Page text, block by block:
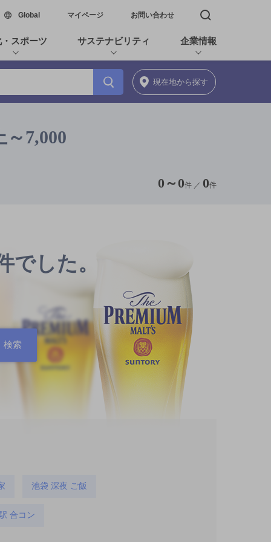
Global新しいウィンドウで開く
マイページ お問い合わせ 検索窓を開く
スポーツ サステナビリティ 企業情報
現在地から探す
7,000
0 ～ 0件 ／ 0件
でした。
池袋 深夜 ご飯
合コン